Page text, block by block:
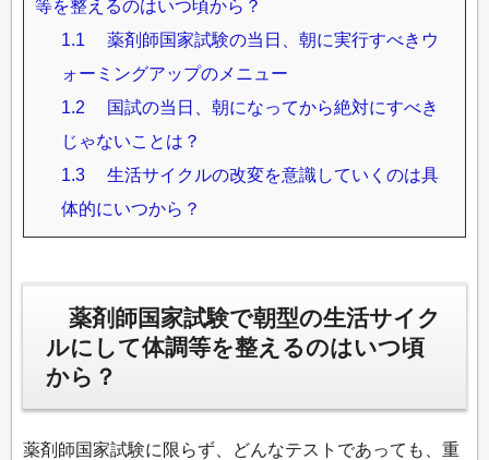
等を整えるのはいつ頃から？
1.1 薬剤師国家試験の当日、朝に実行すべきウ
ォーミングアップのメニュー
1.2 国試の当日、朝になってから絶対にすべき
じゃないことは？
1.3 生活サイクルの改変を意識していくのは具
体的にいつから？
薬剤師国家試験で朝型の生活サイク
ルにして体調等を整えるのはいつ頃
から？
薬剤師国家試験に限らず、どんなテストであっても、重